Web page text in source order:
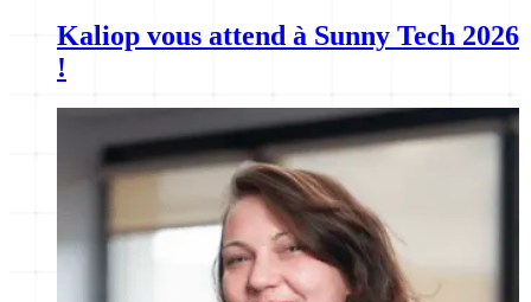
Kaliop vous attend à Sunny Tech 2026
!